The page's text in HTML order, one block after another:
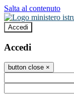
Salta al contenuto
Accedi
Accedi
button close ×